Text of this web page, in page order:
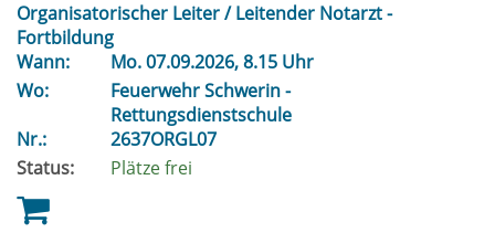
Organisatorischer Leiter / Leitender Notarzt -
Fortbildung
Wann:
Mo.07.09.2026, 8.15 Uhr
Wo:
Feuerwehr Schwerin -
Rettungsdienstschule
Nr.:
2637ORGL07
Status:
Plätze frei